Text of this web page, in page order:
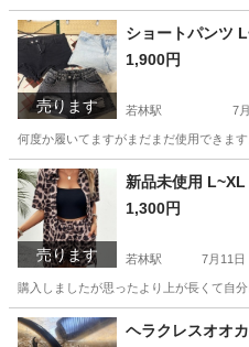
愛知 豊田市 化粧品
売ります
ショートパンツ
1,900円
若林駅 7
何度か履いてますがまだまだ使用できま
愛知 豊田市 若林駅
売ります
新品未使用 L~XL
1,300円
若林駅 7月11日
購入しましたが思ったより上が長くて自
愛知 豊田市 若林駅 ワンピ
ヘラクレスオオ